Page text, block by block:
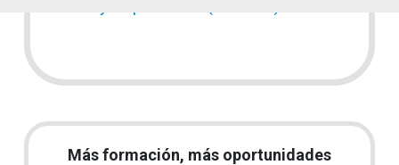
Más formación, más oportunidades